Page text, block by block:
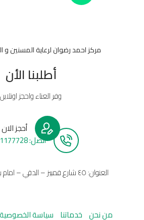
مركز احمد رضوان لرعاية المسنين و
أطلبنا الأن
وفر العناء واحجز اونلاين
أحجز الان
أتصل: 01001177728
العنوان: ٤٥ شارع قمبيز – الدقي – امام بوابة ١٠ نادي الصيد
من نحن خدماتنا سياسة الخصوصية